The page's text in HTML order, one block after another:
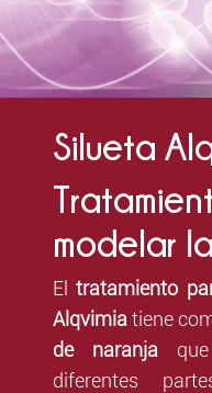
Silueta
modelar
Eltratamiento
Alqvimia tiene
de naranja
diferentes